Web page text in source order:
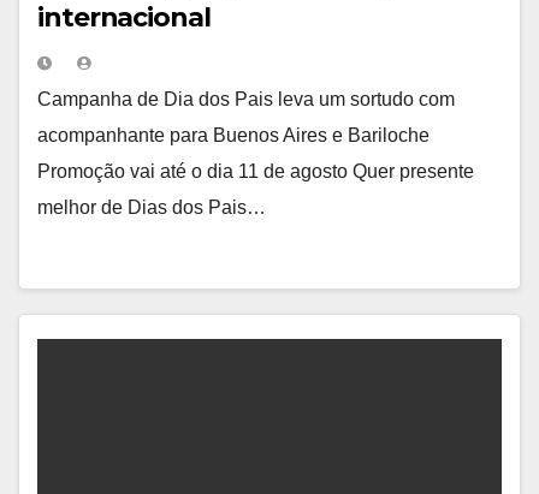
internacional
Campanha de Dia dos Pais leva um sortudo com
acompanhante para Buenos Aires e Bariloche
Promoção vai até o dia 11 de agosto Quer presente
melhor de Dias dos Pais…